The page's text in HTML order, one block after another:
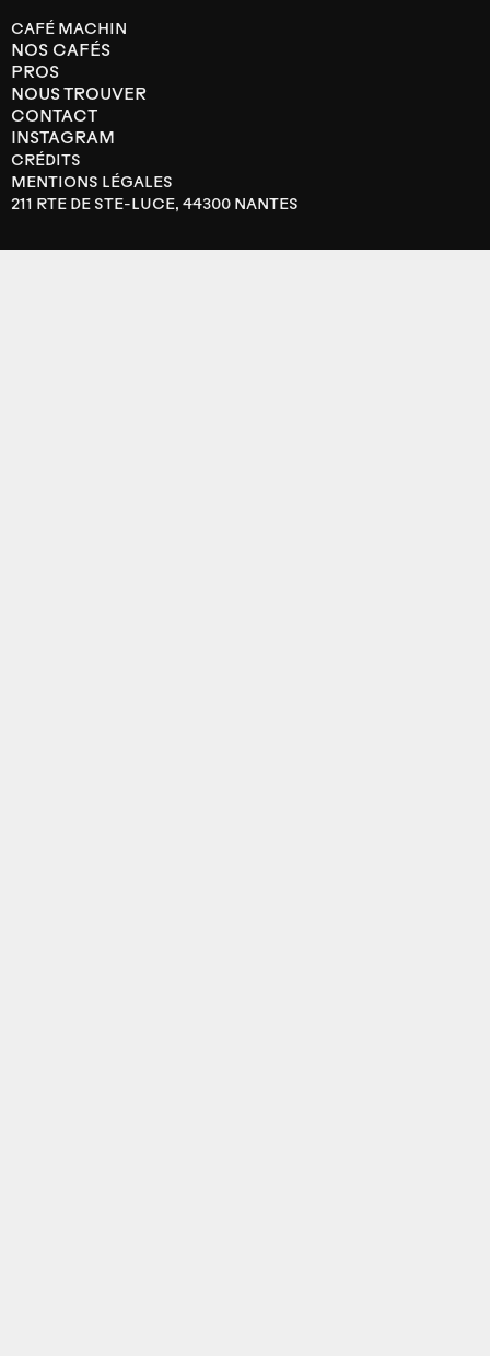
CAFÉ MACHIN
NOS CAFÉS
PROS
NOUS TROUVER
CONTACT
INSTAGRAM
CRÉDITS
MENTIONS LÉGALES
211 RTE DE STE-LUCE, 44300 NANTES